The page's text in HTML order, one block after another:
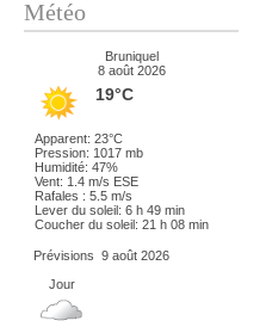
Météo
Bruniquel
8 août 2026
19°C
Apparent: 23°C
Pression: 1017 mb
Humidité: 47%
Vent: 1.4 m/s ESE
Rafales : 5.5 m/s
Lever du soleil: 6 h 49 min
Coucher du soleil: 21 h 08 min
Prévisions 9 août 2026
Jour